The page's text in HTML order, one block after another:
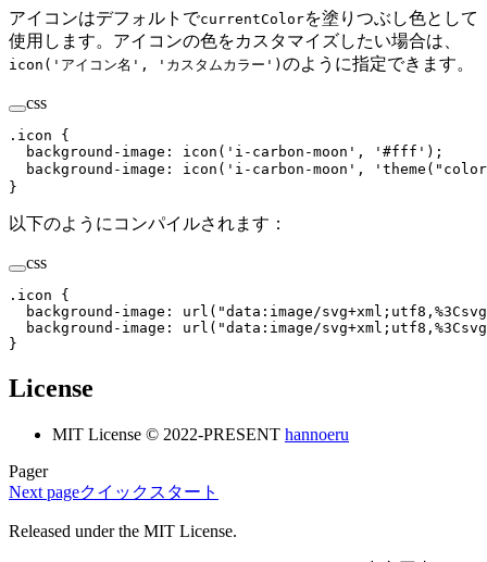
アイコンはデフォルトでcurrentColorを塗りつぶし色として
使用します。アイコンの色をカスタマイズしたい場合は、
icon('アイコン名', 'カスタムカラー') のように指定できます。
css
. icon {
  background-image
: icon ( ' i-carbon-moon ' , ' #fff ' ) ;
  background-image
: icon ( ' i-carbon-moon ' , '
}
以下のようにコンパイルされます：
css
. icon {
  background-image
: url ( "data:image/
  background-image
: url ( "data:image/
}
License
MIT License © 2022-PRESENT hannoeru
Pager
Next pageクイックスタート
Released under the MIT License.